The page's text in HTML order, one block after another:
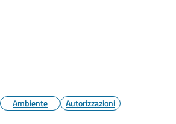
Ambiente Autorizzazioni